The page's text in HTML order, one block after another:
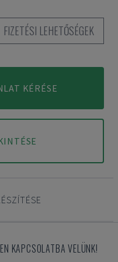
FIZETÉSI LEHETŐSÉGEK
KÉRÉSE
KAPCSOLATBA VELÜNK!